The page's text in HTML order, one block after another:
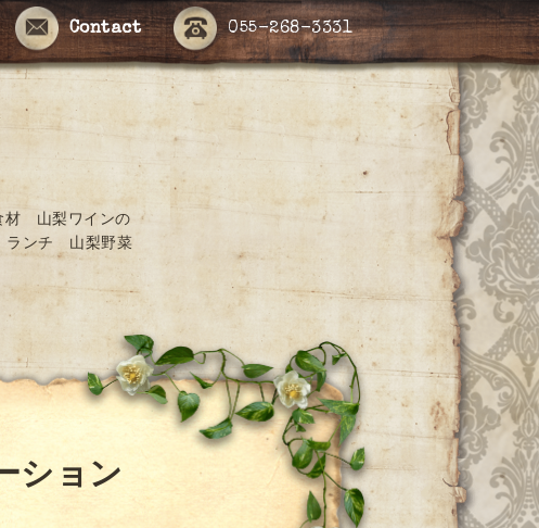
055-268-3331
Contact
山梨ワインの
ンチ 山梨野菜
タ
ション